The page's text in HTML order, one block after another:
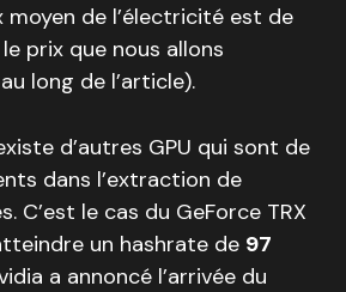
moyen de l’électricité est de
le prix que nous allons
long de l’article).
d’autres GPU qui sont de
dans l’extraction de
C’est le cas du GeForce TRX
un hashrate de 97
a annoncé l’arrivée du